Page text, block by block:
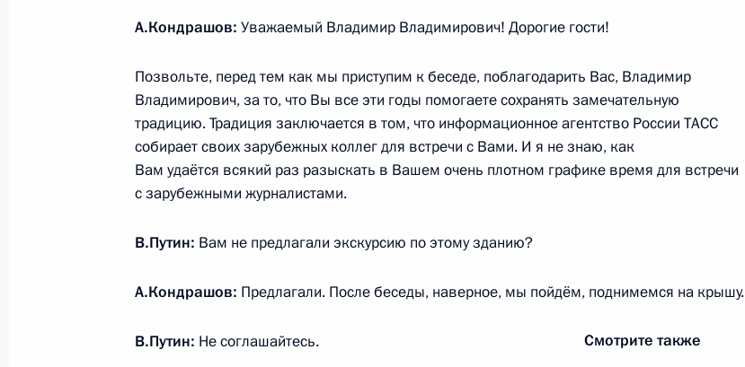
3 июня 2024 года, понедельник
Совещание с постоянными членами Совета Безопасности
3 июня 2024 года, 16:40 Москва, Кремль
1
1 июня 2024 года, суббота
Цивилевой
1 июня 2024 года, 14:40
А.Кондрашов: Уважаемый Владимир Владимирович! Дорогие гости!
Позвольте, перед тем как мы приступим к беседе, поблагодарить Вас, Владимир
Владимирович, за то, что Вы все эти годы помогаете сохранять замечательную
традицию. Традиция заключается в том, что информационное агентство России ТАСС
собирает своих зарубежных коллег для встречи с Вами. И я не знаю, как
Вам удаётся всякий раз разыскать в Вашем очень плотном графике время для встречи
с зарубежными журналистами.
В.Путин: Вам не предлагали экскурсию по этому зданию?
А.Кондрашов: Предлагали. После беседы, наверное, мы пойдём, поднимемся на крышу.
Смотрите также
В.Путин: Не соглашайтесь.